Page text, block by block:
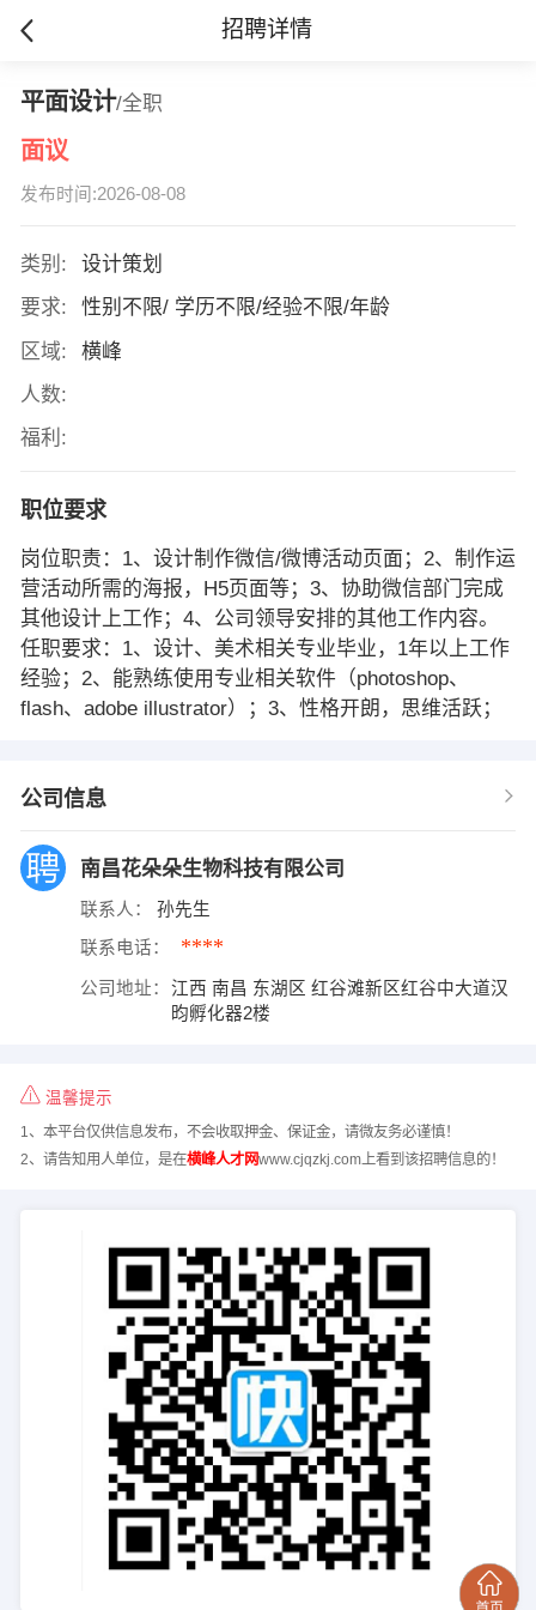
招聘详情
平面设计/全职
面议
发布时间:2026-08-08
类别:
设计策划
要求:
性别不限/ 学历不限/经验不限/年龄
区域:
横峰
人数:
福利:
职位要求
岗位职责：1、设计制作微信/微博活动页面；2、制作运
营活动所需的海报，H5页面等；3、协助微信部门完成
其他设计上工作；4、公司领导安排的其他工作内容。
任职要求：1、设计、美术相关专业毕业，1年以上工作
经验；2、能熟练使用专业相关软件（photoshop、
flash、adobe illustrator）；3、性格开朗，思维活跃；
公司信息
南昌花朵朵生物科技有限公司
联系人： 孙先生
联系电话： ****
公司地址：
江西 南昌 东湖区 红谷滩新区红谷中大道汉
昀孵化器2楼
温馨提示
1、本平台仅供信息发布，不会收取押金、保证金，请微友务必谨慎！
2、请告知用人单位，是在横峰人才网www.cjqzkj.com上看到该招聘信息的！